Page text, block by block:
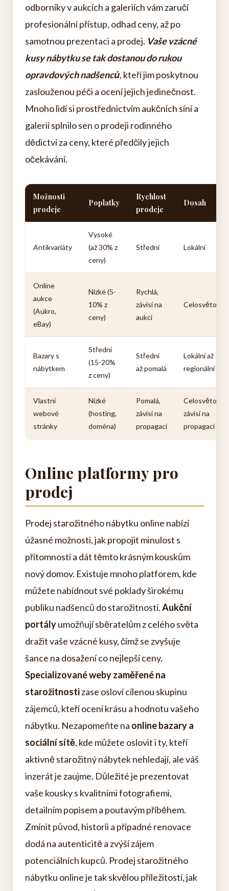
odborníky v aukcích a galeriích vám zaručí
profesionální přístup, odhad ceny, až po
samotnou prezentaci a prodej. Vaše vzácné
kusy nábytku se tak dostanou do rukou
opravdových nadšenců, kteří jim poskytnou
zaslouženou péči a ocení jejich jedinečnost.
Mnoho lidí si prostřednictvím aukčních síní a
galerií splnilo sen o prodeji rodinného
dědictví za ceny, které předčily jejich
očekávání.
Možnosti
prodeje
Poplatky
Rychlost
prodeje
Dosah
Antikvariáty
Vysoké
(až 30% z
ceny)
Střední Lokální
Online
aukce
(Aukro,
eBay)
Nízké (5-
10% z
ceny)
Rychlá,
závisí na
aukci
Celosvětový
Bazary s
nábytkem
Střední
(15-20%
z ceny)
Střední
až pomalá
Lokální až
regionální
Vlastní
webové
stránky
Nízké
(hosting,
doména)
Pomalá,
závisí na
propagaci
Celosvětový,
závisí na
propagaci
Online platformy pro
prodej
Prodej starožitného nábytku online nabízí
úžasné možnosti, jak propojit minulost s
přítomností a dát těmto krásným kouskům
nový domov. Existuje mnoho platforem, kde
můžete nabídnout své poklady širokému
publiku nadšenců do starožitností.Aukční
portályumožňují sběratelům z celého světa
dražit vaše vzácné kusy, čímž se zvyšuje
šance na dosažení co nejlepší ceny.
Specializované weby zaměřené na
starožitnostizase osloví cílenou skupinu
zájemců, kteří ocení krásu a hodnotu vašeho
nábytku. Nezapomeňte na online bazary a
sociální sítě, kde můžete oslovit i ty, kteří
aktivně starožitný nábytek nehledají, ale váš
inzerát je zaujme. Důležité je prezentovat
vaše kousky s kvalitními fotografiemi,
detailním popisem a poutavým příběhem.
Zmínit původ, historii a případné renovace
dodá na autenticitě a zvýší zájem
potenciálních kupců. Prodej starožitného
nábytku online je tak skvělou příležitostí, jak